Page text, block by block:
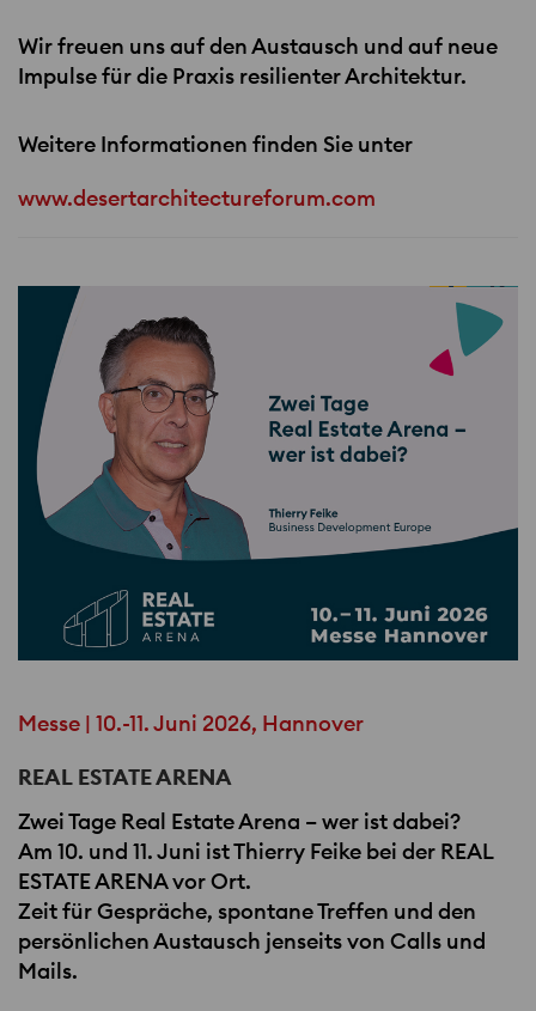
Wir freuen uns auf den Austausch und auf neue
Impulse für die Praxis resilienter Architektur.
Weitere Informationen finden Sie unter
www.desertarchitectureforum.com
Messe | 10.-11. Juni 2026, Hannover
REAL ESTATE ARENA
Zwei Tage Real Estate Arena – wer ist dabei?
Am 10. und 11. Juni ist Thierry Feike bei der REAL
ESTATEARENA​ vor Ort.
Zeit für Gespräche, spontane Treffen und den
persönlichen Austausch jenseits von Calls und
Mails.